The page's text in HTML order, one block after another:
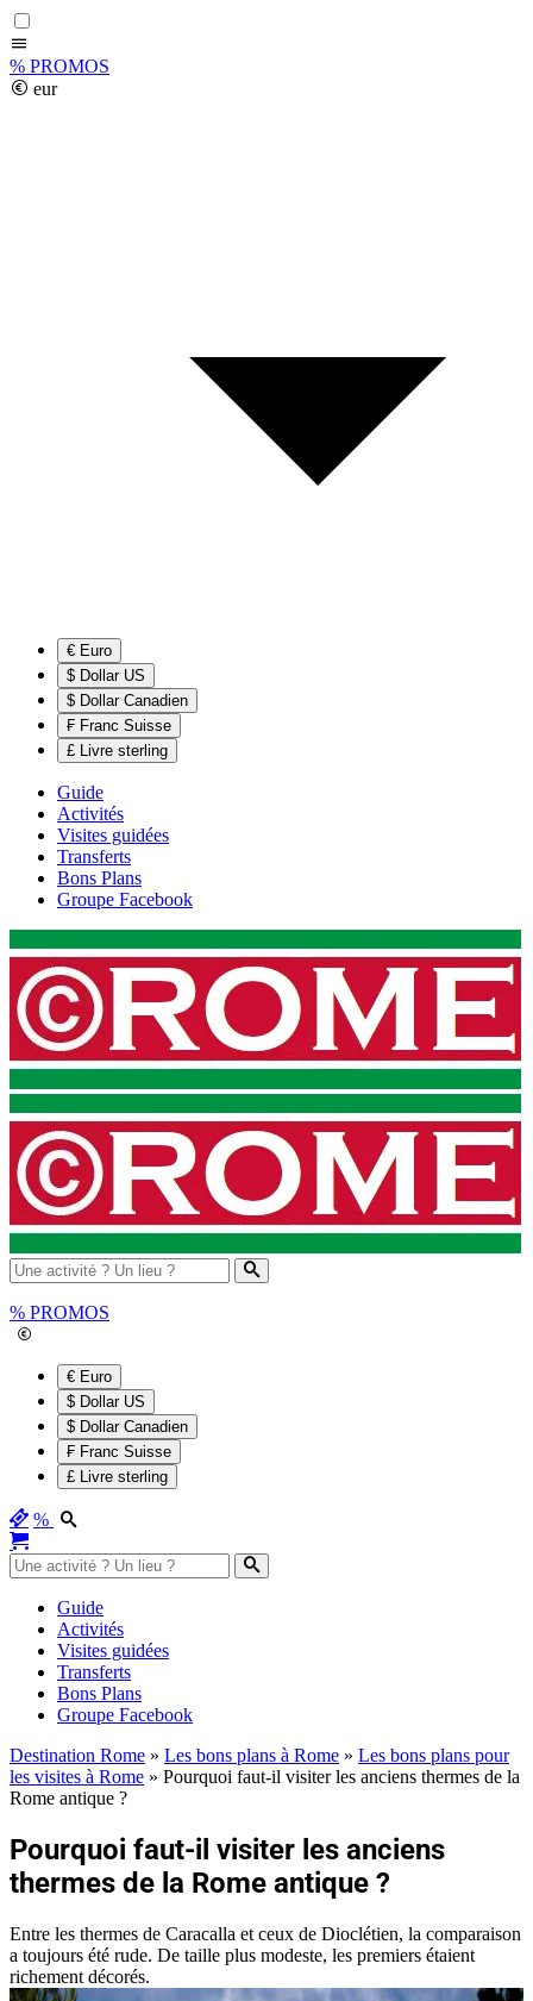
% PROMOS
eur
€ Euro
$ Dollar US
$ Dollar Canadien
₣ Franc Suisse
£ Livre sterling
Guide
Activités
Visites guidées
Transferts
Bons Plans
Groupe Facebook
% PROMOS
€ Euro
$ Dollar US
$ Dollar Canadien
₣ Franc Suisse
£ Livre sterling
%
Guide
Activités
Visites guidées
Transferts
Bons Plans
Groupe Facebook
Destination Rome » Les bons plans à Rome » Les bons plans pour
les visites à Rome » Pourquoi faut-il visiter les anciens thermes de la
Rome antique ?
Pourquoi faut-il visiter les anciens
thermes de la Rome antique ?
Entre les thermes de Caracalla et ceux de Dioclétien, la comparaison
a toujours été rude. De taille plus modeste, les premiers étaient
richement décorés.